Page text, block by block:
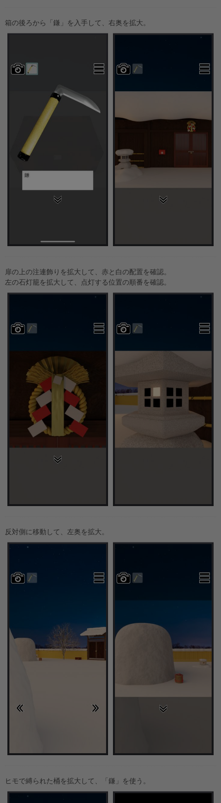
箱の後ろから「鎌」を入手して、右奥を拡大。
扉の上の注連飾りを拡大して、赤と白の配置を確認。
左の石灯籠を拡大して、点灯する位置の順番を確認。
反対側に移動して、左奥を拡大。
ヒモで縛られた桶を拡大して、「鎌」を使う。